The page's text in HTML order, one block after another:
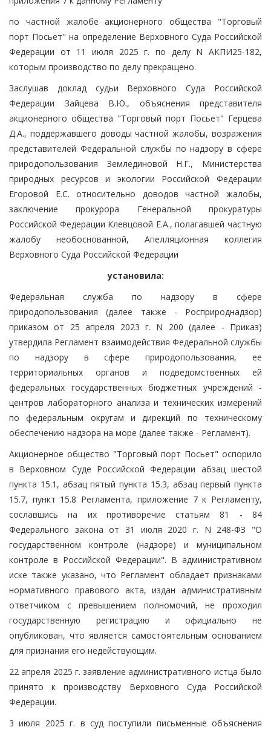
по частной жалобе акционерного общества "Торговый
порт Посьет" на определение Верховного Суда Российской
Федерации от 11 июля 2025 г. по делу N АКПИ25-182,
которым производство по делу прекращено.
Заслушав доклад судьи Верховного Суда Российской
Федерации Зайцева В.Ю., объяснения представителя
акционерного общества "Торговый порт Посьет" Герцева
Д.А., поддержавшего доводы частной жалобы, возражения
представителей Федеральной службы по надзору в сфере
природопользования Землединовой Н.Г., Министерства
природных ресурсов и экологии Российской Федерации
Егоровой Е.С. относительно доводов частной жалобы,
заключение прокурора Генеральной прокуратуры
Российской Федерации Клевцовой Е.А., полагавшей частную
жалобу необоснованной, Апелляционная коллегия
Верховного Суда Российской Федерации
установила:
Федеральная служба по надзору в сфере
природопользования (далее также - Росприроднадзор)
приказом от 25 апреля 2023 г. N 200 (далее - Приказ)
утвердила Регламент взаимодействия Федеральной службы
по надзору в сфере природопользования, ее
территориальных органов и подведомственных ей
федеральных государственных бюджетных учреждений -
центров лабораторного анализа и технических измерений
по федеральным округам и дирекций по техническому
обеспечению надзора на море (далее также - Регламент).
Акционерное общество "Торговый порт Посьет" оспорило
в Верховном Суде Российской Федерации абзац шестой
пункта 15.1, абзац пятый пункта 15.3, абзац первый пункта
15.7, пункт 15.8 Регламента, приложение 7 к Регламенту,
сославшись на их противоречие статьям 81 - 84
Федерального закона от 31 июля 2020 г. N 248-ФЗ "О
государственном контроле (надзоре) и муниципальном
контроле в Российской Федерации". В административном
иске также указано, что Регламент обладает признаками
нормативного правового акта, издан административным
ответчиком с превышением полномочий, не проходил
государственную регистрацию и официально не
опубликован, что является самостоятельным основанием
для признания его недействующим.
22 апреля 2025 г. заявление административного истца было
принято к производству Верховного Суда Российской
Федерации.
3 июля 2025 г. в суд поступили письменные объяснения